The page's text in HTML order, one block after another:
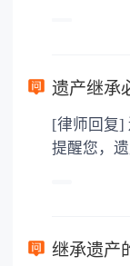
所得税、
要缴纳公证费，
3. 印花税：
地增值税：按房价
遗产继承
[律师回复] 遗产继承不是必须要公证。法律快车
提醒您，
下都是不
以防对财
继承遗产